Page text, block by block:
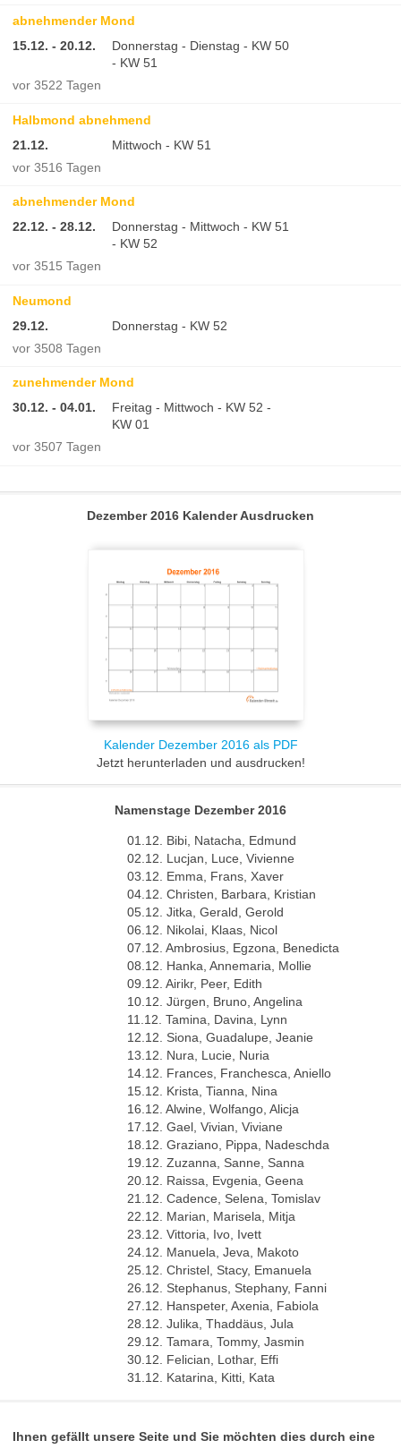
abnehmender Mond
15.12. - 20.12.
Donnerstag - Dienstag - KW 50
- KW 51
vor 3522 Tagen
Halbmond abnehmend
21.12.
Mittwoch - KW 51
vor 3516 Tagen
abnehmender Mond
22.12. - 28.12.
Donnerstag - Mittwoch - KW 51
- KW 52
vor 3515 Tagen
Neumond
29.12.
Donnerstag - KW 52
vor 3508 Tagen
zunehmender Mond
30.12. - 04.01.
Freitag - Mittwoch - KW 52 -
KW 01
vor 3507 Tagen
Dezember 2016 Kalender Ausdrucken
Kalender Dezember 2016 als PDF
Jetzt herunterladen und ausdrucken!
Namenstage Dezember 2016
01.12. Bibi, Natacha, Edmund
02.12. Lucjan, Luce, Vivienne
03.12. Emma, Frans, Xaver
04.12. Christen, Barbara, Kristian
05.12. Jitka, Gerald, Gerold
06.12. Nikolai, Klaas, Nicol
07.12. Ambrosius, Egzona, Benedicta
08.12. Hanka, Annemaria, Mollie
09.12. Airikr, Peer, Edith
10.12. Jürgen, Bruno, Angelina
11.12. Tamina, Davina, Lynn
12.12. Siona, Guadalupe, Jeanie
13.12. Nura, Lucie, Nuria
14.12. Frances, Franchesca, Aniello
15.12. Krista, Tianna, Nina
16.12. Alwine, Wolfango, Alicja
17.12. Gael, Vivian, Viviane
18.12. Graziano, Pippa, Nadeschda
19.12. Zuzanna, Sanne, Sanna
20.12. Raissa, Evgenia, Geena
21.12. Cadence, Selena, Tomislav
22.12. Marian, Marisela, Mitja
23.12. Vittoria, Ivo, Ivett
24.12. Manuela, Jeva, Makoto
25.12. Christel, Stacy, Emanuela
26.12. Stephanus, Stephany, Fanni
27.12. Hanspeter, Axenia, Fabiola
28.12. Julika, Thaddäus, Jula
29.12. Tamara, Tommy, Jasmin
30.12. Felician, Lothar, Effi
31.12. Katarina, Kitti, Kata
Ihnen gefällt unsere Seite und Sie möchten dies durch eine